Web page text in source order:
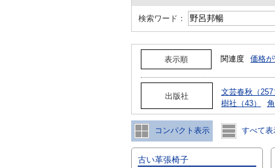
検索ワード：
表示順 関連度 価格
出版社 文芸春秋（257
樹社（43）
コンパクト表示 すべて表
古い革張椅子